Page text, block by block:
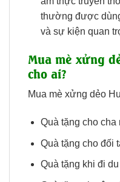
thường được
và sự kiện quan
Mua mè xửng
cho ai?
Mua mè xửng dẻo
Quà tặng cho cha
Quà tặng cho đối
Quà tặng khi đi